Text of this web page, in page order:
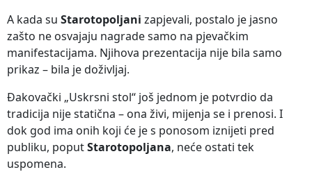
A kada su Starotopoljani zapjevali, postalo je jasno
zašto ne osvajaju nagrade samo na pjevačkim
manifestacijama. Njihova prezentacija nije bila samo
prikaz – bila je doživljaj.
Đakovački „Uskrsni stol“ još jednom je potvrdio da
tradicija nije statična – ona živi, mijenja se i prenosi. I
dok god ima onih koji će je s ponosom iznijeti pred
publiku, poputStarotopoljana, neće ostati tek
uspomena.